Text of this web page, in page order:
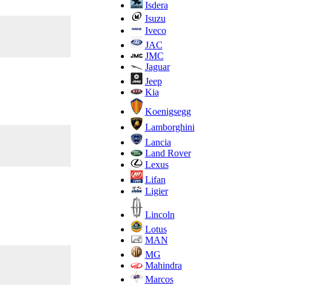
Isdera
Isuzu
Iveco
JAC
JMC
Jaguar
Jeep
Kia
Koenigsegg
Lamborghini
Lancia
Land Rover
Lexus
Lifan
Ligier
Lincoln
Lotus
MAN
MG
Mahindra
Marcos